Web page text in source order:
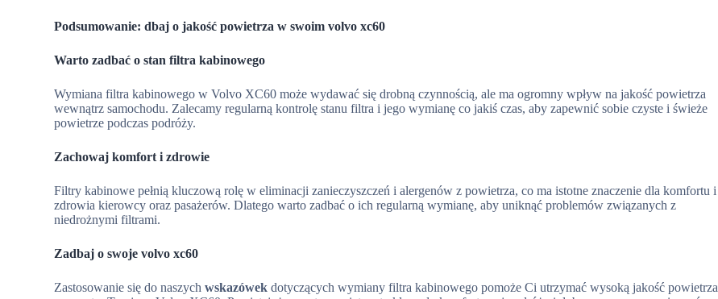
Podsumowanie: dbaj o jakość powietrza w swoim volvo xc60
Warto zadbać o stan filtra kabinowego
Wymiana filtra kabinowego w Volvo XC60 może wydawać się drobną czynnością, ale ma ogromny wpływ na jakość powietrza
wewnątrz samochodu. Zalecamy regularną kontrolę stanu filtra i jego wymianę co jakiś czas, aby zapewnić sobie czyste i świeże
powietrze podczas podróży.
Zachowaj komfort i zdrowie
Filtry kabinowe pełnią kluczową rolę w eliminacji zanieczyszczeń i alergenów z powietrza, co ma istotne znaczenie dla komfortu i
zdrowia kierowcy oraz pasażerów. Dlatego warto zadbać o ich regularną wymianę, aby uniknąć problemów związanych z
niedrożnymi filtrami.
Zadbaj o swoje volvo xc60
Zastosowanie się do naszychwskazówek dotyczących wymiany filtra kabinowego pomoże Ci utrzymać wysoką jakość powietrza